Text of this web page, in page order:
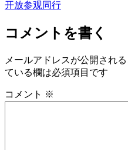
开放参观同行
コメントを書く
メールアドレスが公開され
ている欄は必須項目です
コメント ※